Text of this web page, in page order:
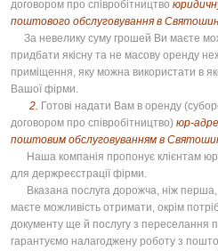
договором про співробітництво
поштового обслуговування в
За невелику суму грошей Ви маєте
придбати якісну та не масову оренду
приміщення, яку можна використати в
Вашої фірми.
2. Готові надати Вам в оренду
договором про співробітництво) юр-
поштовим обслуговуванням в
Наша компанія пропонує клієнтам
для держреєстрації фірми.
Вказана послуга дорожча, ніж
маєте можливість отримати, окрім
документу ще й послугу з переселання
гарантуємо налагоджену роботу з